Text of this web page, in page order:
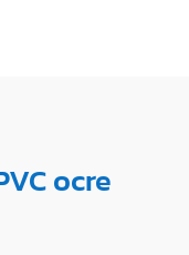
ocre